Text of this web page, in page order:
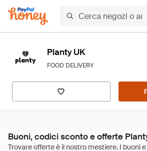
Planty UK
FOOD DELIVERY
Buoni, codici sconto e offerte